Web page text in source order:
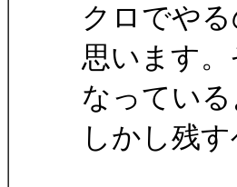
クロでや
思います
なっている
しかし残